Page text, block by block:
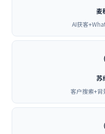
麦
AI获客
苏
客户搜索+